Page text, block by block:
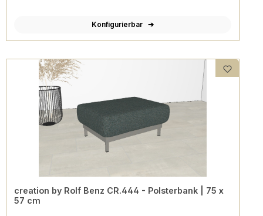
Konfigurierbar
creation by Rolf Benz CR.444 - Polsterbank | 75 x
57 cm